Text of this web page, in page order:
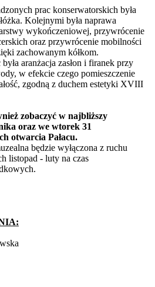
prac konserwatorskich była
Kolejnymi była naprawa
wykończeniowej, przywrócenie
oraz przywrócenie mobilności
zachowanym kółkom.
aranżacja zasłon i firanek przy
w efekcie czego pomieszczenie
zgodną z duchem estetyki XVIII
zobaczyć w najbliższy
oraz we wtorek 31
otwarcia Pałacu.
będzie wyłączona z ruchu
listopad - luty na czas